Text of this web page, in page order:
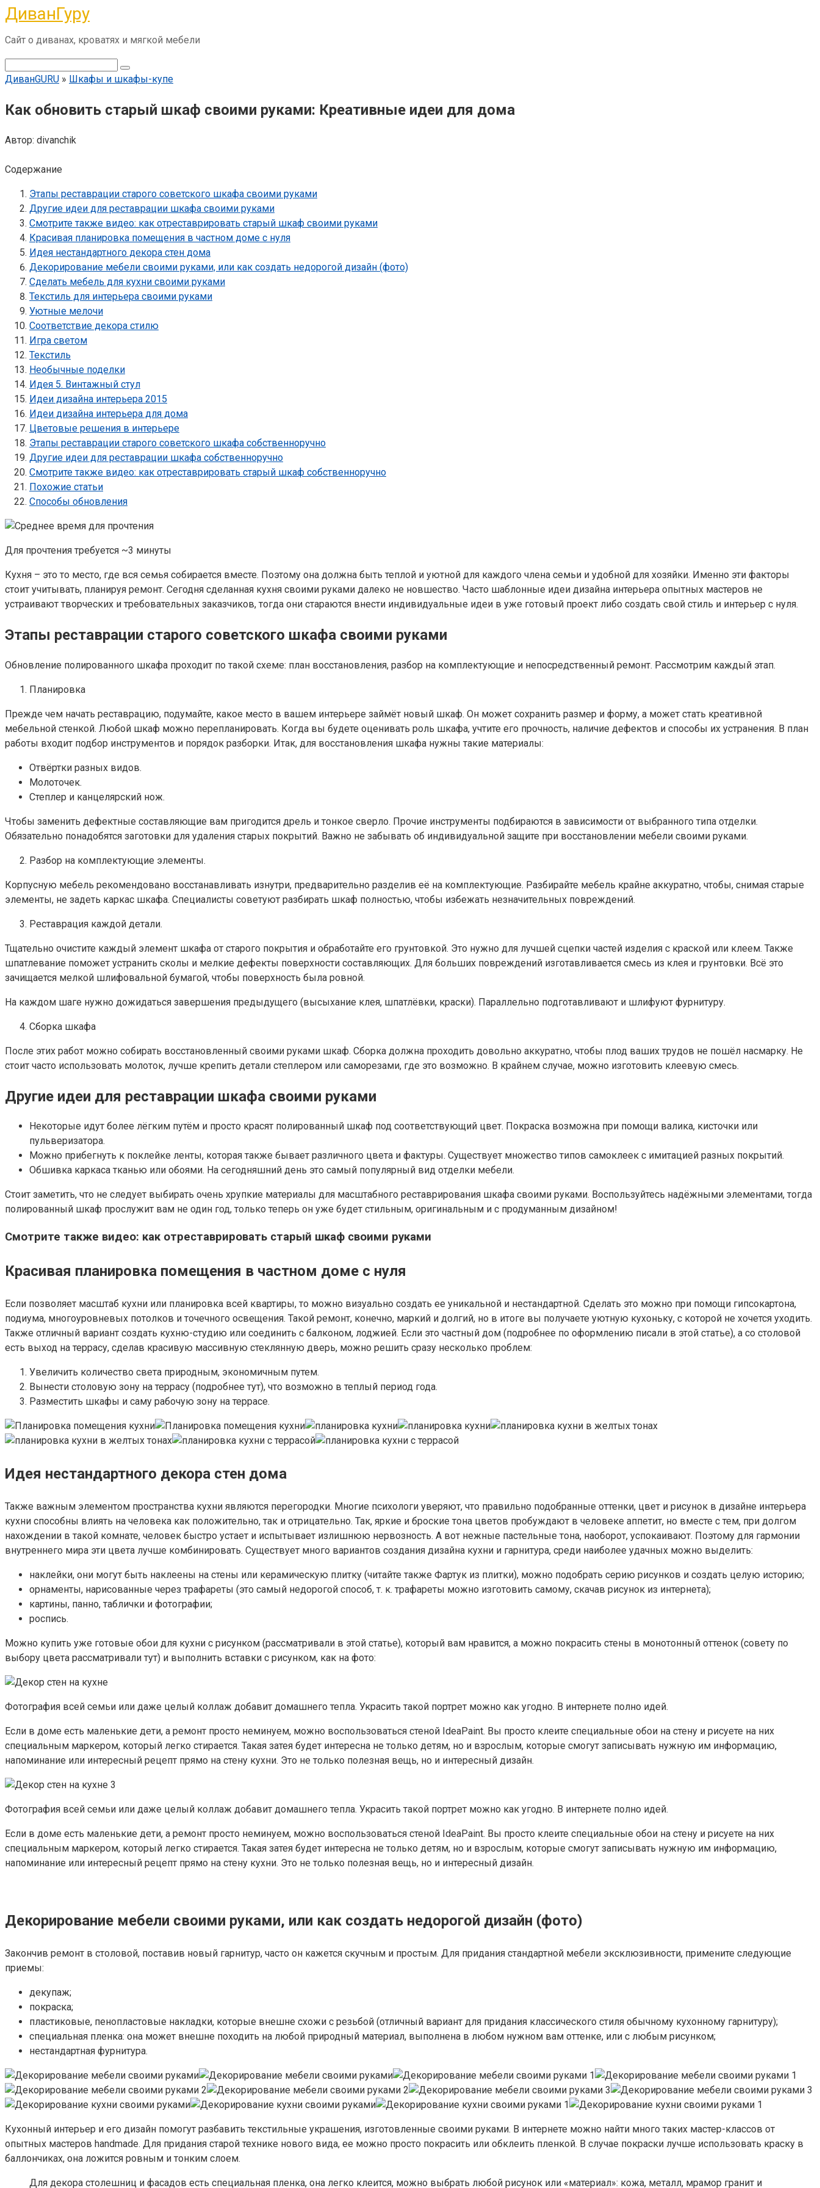
Перейти
к
контенту
ДиванГуру
Сайт о диванах, кроватях и мягкой мебели
ДиванGURU » Шкафы и шкафы-купе
Как обновить старый шкаф своими руками: Креативные идеи для дома
Автор: divanchik
Содержание
Этапы реставрации старого советского шкафа своими руками
Другие идеи для реставрации шкафа своими руками
Смотрите также видео: как отреставрировать старый шкаф своими руками
Красивая планировка помещения в частном доме с нуля
Идея нестандартного декора стен дома
Декорирование мебели своими руками, или как создать недорогой дизайн (фото)
Сделать мебель для кухни своими руками
Текстиль для интерьера своими руками
Уютные мелочи
Соответствие декора стилю
Игра светом
Текстиль
Необычные поделки
Идея 5. Винтажный стул
Идеи дизайна интерьера 2015
Идеи дизайна интерьера для дома
Цветовые решения в интерьере
Этапы реставрации старого советского шкафа собственноручно
Другие идеи для реставрации шкафа собственноручно
Смотрите также видео: как отреставрировать старый шкаф собственноручно
Похожие статьи
Способы обновления
Для прочтения требуется ~3 минуты
Кухня – это то место, где вся семья собирается вместе. Поэтому она должна быть теплой и уютной для каждого члена семьи и удобной для хозяйки. Именно эти факторы
стоит учитывать, планируя ремонт. Сегодня сделанная кухня своими руками далеко не новшество. Часто шаблонные идеи дизайна интерьера опытных мастеров не
устраивают творческих и требовательных заказчиков, тогда они стараются внести индивидуальные идеи в уже готовый проект либо создать свой стиль и интерьер с нуля.
Этапы реставрации старого советского шкафа своими руками
Обновление полированного шкафа проходит по такой схеме: план восстановления, разбор на комплектующие и непосредственный ремонт. Рассмотрим каждый этап.
Планировка
Прежде чем начать реставрацию, подумайте, какое место в вашем интерьере займёт новый шкаф. Он может сохранить размер и форму, а может стать креативной
мебельной стенкой. Любой шкаф можно перепланировать. Когда вы будете оценивать роль шкафа, учтите его прочность, наличие дефектов и способы их устранения. В план
работы входит подбор инструментов и порядок разборки. Итак, для восстановления шкафа нужны такие материалы:
Отвёртки разных видов.
Молоточек.
Степлер и канцелярский нож.
Чтобы заменить дефектные составляющие вам пригодится дрель и тонкое сверло. Прочие инструменты подбираются в зависимости от выбранного типа отделки.
Обязательно понадобятся заготовки для удаления старых покрытий. Важно не забывать об индивидуальной защите при восстановлении мебели своими руками.
Разбор на комплектующие элементы.
Корпусную мебель рекомендовано восстанавливать изнутри, предварительно разделив её на комплектующие. Разбирайте мебель крайне аккуратно, чтобы, снимая старые
элементы, не задеть каркас шкафа. Специалисты советуют разбирать шкаф полностью, чтобы избежать незначительных повреждений.
Реставрация каждой детали.
Тщательно очистите каждый элемент шкафа от старого покрытия и обработайте его грунтовкой. Это нужно для лучшей сцепки частей изделия с краской или клеем. Также
шпатлевание поможет устранить сколы и мелкие дефекты поверхности составляющих. Для больших повреждений изготавливается смесь из клея и грунтовки. Всё это
зачищается мелкой шлифовальной бумагой, чтобы поверхность была ровной.
На каждом шаге нужно дожидаться завершения предыдущего (высыхание клея, шпатлёвки, краски). Параллельно подготавливают и шлифуют фурнитуру.
Сборка шкафа
После этих работ можно собирать восстановленный своими руками шкаф. Сборка должна проходить довольно аккуратно, чтобы плод ваших трудов не пошёл насмарку. Не
стоит часто использовать молоток, лучше крепить детали степлером или саморезами, где это возможно. В крайнем случае, можно изготовить клеевую смесь.
Другие идеи для реставрации шкафа своими руками
Некоторые идут более лёгким путём и просто красят полированный шкаф под соответствующий цвет. Покраска возможна при помощи валика, кисточки или
пульверизатора.
Можно прибегнуть к поклейке ленты, которая также бывает различного цвета и фактуры. Существует множество типов самоклеек с имитацией разных покрытий.
Обшивка каркаса тканью или обоями. На сегодняшний день это самый популярный вид отделки мебели.
Стоит заметить, что не следует выбирать очень хрупкие материалы для масштабного реставрирования шкафа своими руками. Воспользуйтесь надёжными элементами, тогда
полированный шкаф прослужит вам не один год, только теперь он уже будет стильным, оригинальным и с продуманным дизайном!
Смотрите также видео: как отреставрировать старый шкаф своими руками
Красивая планировка помещения в частном доме с нуля
Если позволяет масштаб кухни или планировка всей квартиры, то можно визуально создать ее уникальной и нестандартной. Сделать это можно при помощи гипсокартона,
подиума, многоуровневых потолков и точечного освещения. Такой ремонт, конечно, маркий и долгий, но в итоге вы получаете уютную кухоньку, с которой не хочется уходить.
Также отличный вариант создать кухню-студию или соединить с балконом, лоджией. Если это частный дом (подробнее по оформлению писали в этой статье), а со столовой
есть выход на террасу, сделав красивую массивную стеклянную дверь, можно решить сразу несколько проблем:
Увеличить количество света природным, экономичным путем.
Вынести столовую зону на террасу (подробнее тут), что возможно в теплый период года.
Разместить шкафы и саму рабочую зону на террасе.
Идея нестандартного декора стен дома
Также важным элементом пространства кухни являются перегородки. Многие психологи уверяют, что правильно подобранные оттенки, цвет и рисунок в дизайне интерьера
кухни способны влиять на человека как положительно, так и отрицательно. Так, яркие и броские тона цветов пробуждают в человеке аппетит, но вместе с тем, при долгом
нахождении в такой комнате, человек быстро устает и испытывает излишнюю нервозность. А вот нежные пастельные тона, наоборот, успокаивают. Поэтому для гармонии
внутреннего мира эти цвета лучше комбинировать. Существует много вариантов создания дизайна кухни и гарнитура, среди наиболее удачных можно выделить:
наклейки, они могут быть наклеены на стены или керамическую плитку (читайте также Фартук из плитки), можно подобрать серию рисунков и создать целую историю;
орнаменты, нарисованные через трафареты (это самый недорогой способ, т. к. трафареты можно изготовить самому, скачав рисунок из интернета);
картины, панно, таблички и фотографии;
роспись.
Можно купить уже готовые обои для кухни с рисунком (рассматривали в этой статье), который вам нравится, а можно покрасить стены в монотонный оттенок (совету по
выбору цвета рассматривали тут) и выполнить вставки с рисунком, как на фото:
Фотография всей семьи или даже целый коллаж добавит домашнего тепла. Украсить такой портрет можно как угодно. В интернете полно идей.
Если в доме есть маленькие дети, а ремонт просто неминуем, можно воспользоваться стеной IdeaPaint. Вы просто клеите специальные обои на стену и рисуете на них
специальным маркером, который легко стирается. Такая затея будет интересна не только детям, но и взрослым, которые смогут записывать нужную им информацию,
напоминание или интересный рецепт прямо на стену кухни. Это не только полезная вещь, но и интересный дизайн.
Фотография всей семьи или даже целый коллаж добавит домашнего тепла. Украсить такой портрет можно как угодно. В интернете полно идей.
Если в доме есть маленькие дети, а ремонт просто неминуем, можно воспользоваться стеной IdeaPaint. Вы просто клеите специальные обои на стену и рисуете на них
специальным маркером, который легко стирается. Такая затея будет интересна не только детям, но и взрослым, которые смогут записывать нужную им информацию,
напоминание или интересный рецепт прямо на стену кухни. Это не только полезная вещь, но и интересный дизайн.
Декорирование мебели своими руками, или как создать недорогой дизайн (фото)
Закончив ремонт в столовой, поставив новый гарнитур, часто он кажется скучным и простым. Для придания стандартной мебели эксклюзивности, примените следующие
приемы:
декупаж;
покраска;
пластиковые, пенопластовые накладки, которые внешне схожи с резьбой (отличный вариант для придания классического стиля обычному кухонному гарнитуру);
специальная пленка: она может внешне походить на любой природный материал, выполнена в любом нужном вам оттенке, или с любым рисунком;
нестандартная фурнитура.
Кухонный интерьер и его дизайн помогут разбавить текстильные украшения, изготовленные своими руками. В интернете можно найти много таких мастер-классов от
опытных мастеров handmade. Для придания старой технике нового вида, ее можно просто покрасить или обклеить пленкой. В случае покраски лучше использовать краску в
баллончиках, она ложится ровным и тонким слоем.
Для декора столешниц и фасадов есть специальная пленка, она легко клеится, можно выбрать любой рисунок или «материал»: кожа, металл, мрамор гранит и